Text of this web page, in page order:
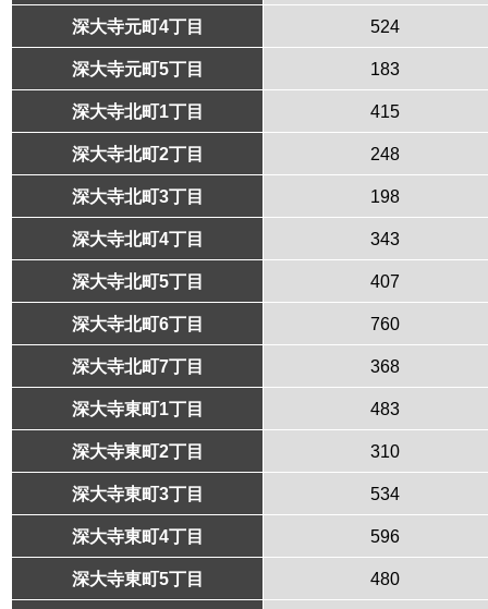
深大寺元町4丁目 524
深大寺元町5丁目 183
深大寺北町1丁目 415
深大寺北町2丁目 248
深大寺北町3丁目 198
深大寺北町4丁目 343
深大寺北町5丁目 407
深大寺北町6丁目 760
深大寺北町7丁目 368
深大寺東町1丁目 483
深大寺東町2丁目 310
深大寺東町3丁目 534
深大寺東町4丁目 596
深大寺東町5丁目 480